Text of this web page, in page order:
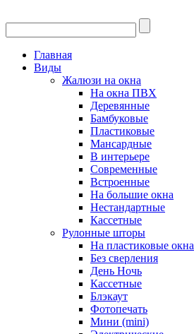
Главная
Виды
Жалюзи на окна
На окна ПВХ
Деревянные
Бамбуковые
Пластиковые
Мансардные
В интерьере
Современные
Встроенные
На большие окна
Нестандартные
Кассетные
Рулонные шторы
На пластиковые окна
Без сверления
День Ночь
Кассетные
Блэкаут
Фотопечать
Мини (mini)